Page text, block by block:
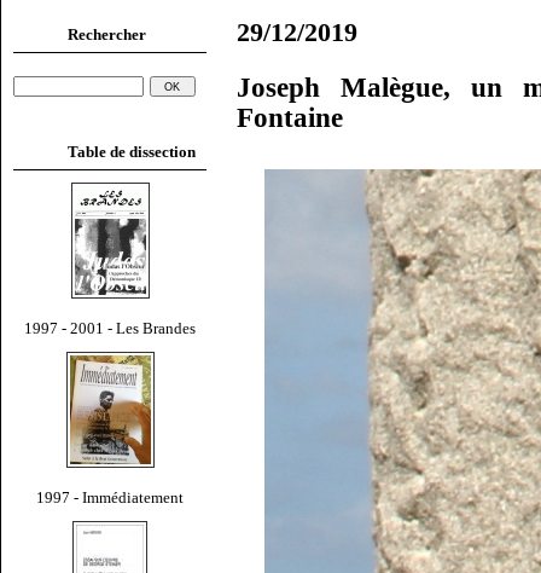
Rechercher
Table de dissection
1997 - 2001 - Les Brandes
1997 - Immédiatement
29/12/2019
Joseph Malègue, un
Fontaine